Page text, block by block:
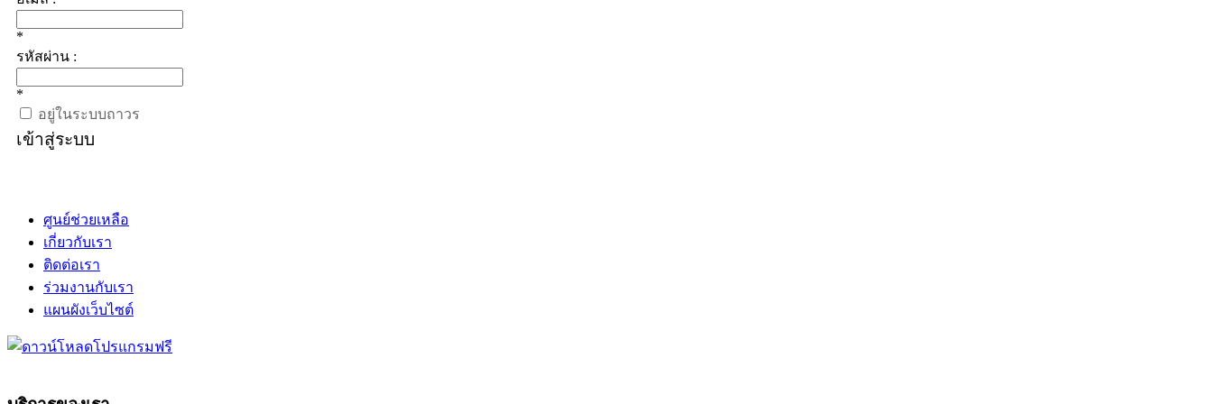
*
รหัสผ่าน :
*
อยู่ในระบบถาวร
เข้าสู่ระบบ
ศูนย์ช่วยเหลือ
เกี่ยวกับเรา
ติดต่อเรา
ร่วมงานกับเรา
แผนผังเว็บไซต์